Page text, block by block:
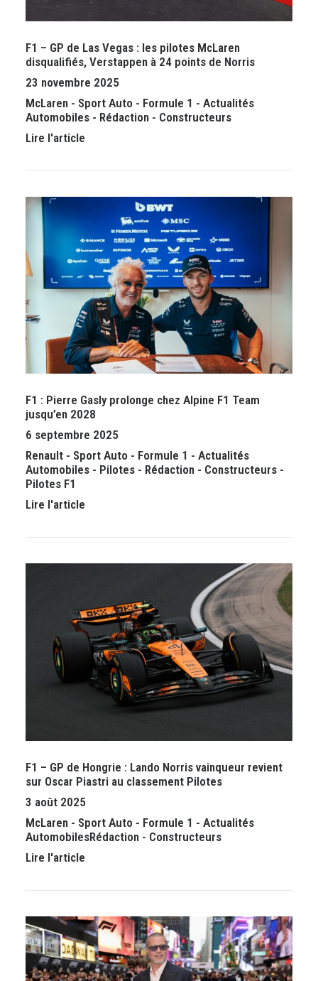
F1 – GP de Las Vegas : les pilotes McLaren
disqualifiés, Verstappen à 24 points de Norris
23 novembre 2025
McLaren - Sport Auto - Formule 1 - Actualités
Automobiles - Rédaction - Constructeurs
Lire l'article
F1 : Pierre Gasly prolonge chez Alpine F1 Team
jusqu’en 2028
6 septembre 2025
Renault - Sport Auto - Formule 1 - Actualités
Automobiles - Pilotes - Rédaction - Constructeurs -
Pilotes F1
Lire l'article
F1 – GP de Hongrie : Lando Norris vainqueur revient
sur Oscar Piastri au classement Pilotes
3 août 2025
McLaren - Sport Auto - Formule 1 - Actualités
AutomobilesRédaction - Constructeurs
Lire l'article